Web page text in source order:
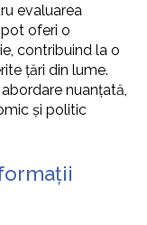
evaluarea
oferi o
contribuind la o
țări din lume.
nuanțată,
și politic